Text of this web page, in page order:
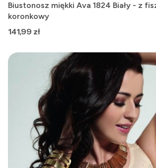
Biustonosz miękki Ava 1824 Biały - z
koronkowy
Cena
141,99 zł